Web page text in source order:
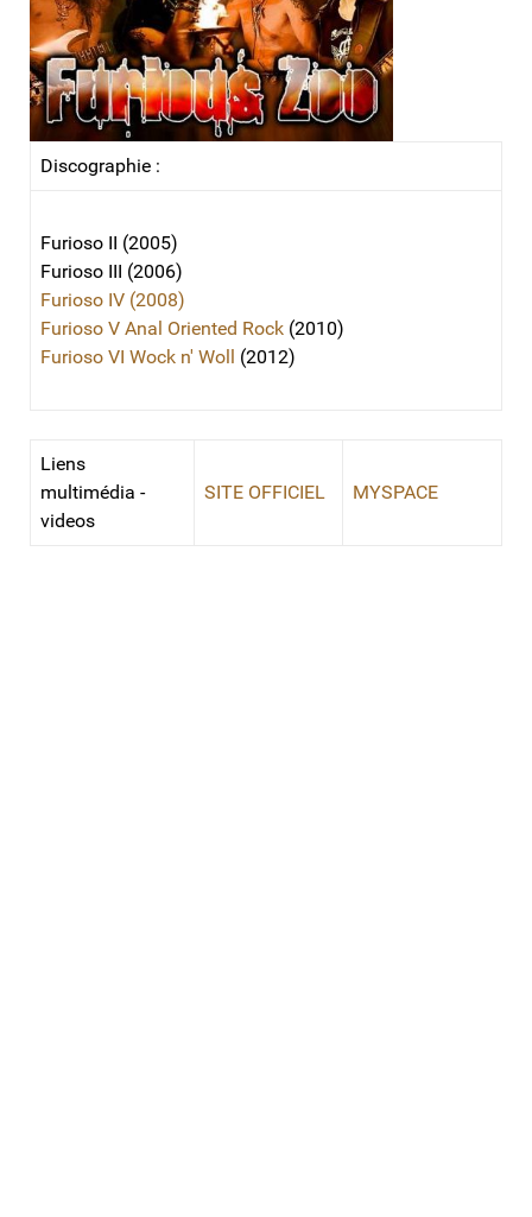
Discographie :
Furioso II (2005)
Furioso III (2006)
Furioso IV (2008)
Furioso V Anal Oriented Rock (2010)
Furioso VI Wock n' Woll (2012)
Liens
multimédia -
videos
SITE OFFICIEL MYSPACE